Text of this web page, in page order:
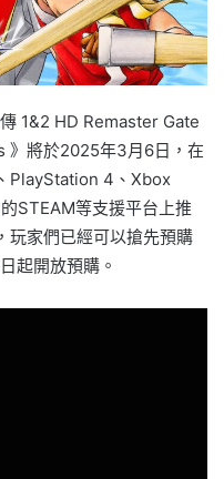
1&2 HD Remaster Gate
》將於2025年3月6日，在
PlayStation 4、Xbox
STEAM等支援平台上推
玩家們已經可以搶先預購
起開放預購。